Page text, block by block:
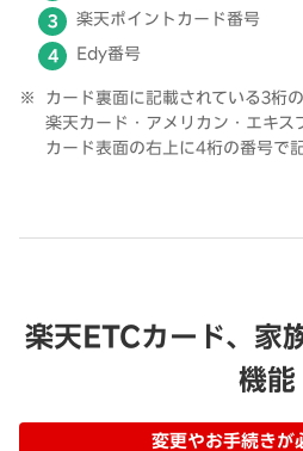
楽天ポイントカード番号
Edy番号
カード裏面に記載されている3桁の
楽天カード・アメリカン・エキス
カード表面の右上に4桁の番号で
楽天ETCカード、家
機能
変更やお手続きが